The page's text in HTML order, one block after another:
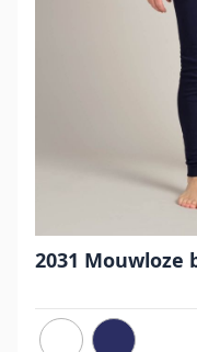
2031 Mouwloze